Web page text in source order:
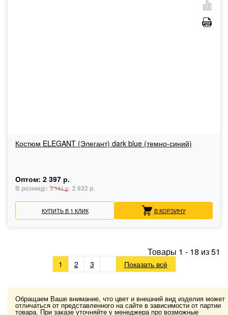
Костюм ELEGANT (Элегант) dark blue (темно-синий)
Оптом: 2 397 р.
В розницу: 3 141 р. 2 832 р.
КУПИТЬ В 1 КЛИК В КОРЗИНУ
Товары 1 - 18 из51
1 2 3 Показать всё
Обращаем Ваше внимание, что цвет и внешний вид изделия может
отличаться от представленного на сайте в зависимости от партии
товара. При заказе уточняйте у менеджера про возможные